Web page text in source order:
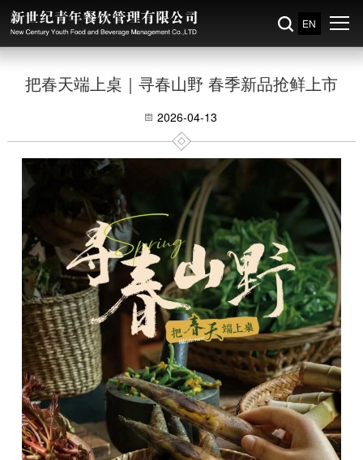
EN
把春天端上桌｜寻春山野 春季新品抢鲜上市
2026-04-13